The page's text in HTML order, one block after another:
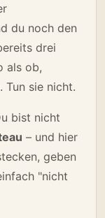
du noch den
drei
als ob,
Tun sie nicht.
bist nicht
– und hier
geben
"nicht